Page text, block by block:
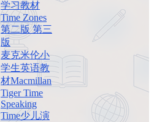
学习教材
Time Zones
第二版 第三
版
麦克米伦小
学生英语教
材Macmillan
Tiger Time
Speaking
Time少儿演